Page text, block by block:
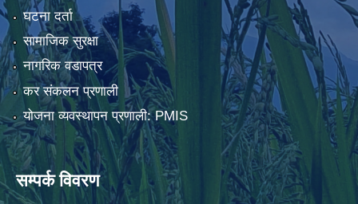
घटना दर्ता
सामाजिक सुरक्षा
नागरिक वडापत्र
कर संकलन प्रणाली
योजना व्यवस्थापन प्रणाली: PMIS
सम्पर्क विवरण